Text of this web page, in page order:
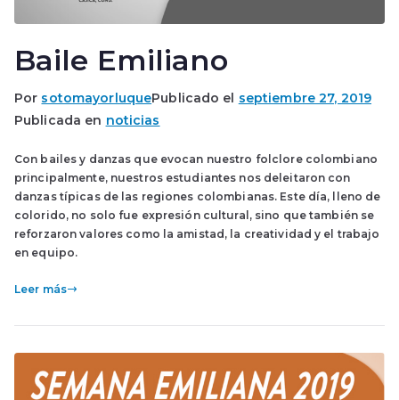
Baile Emiliano
Por sotomayorluquePublicado el septiembre 27, 2019
Publicada en noticias
Con bailes y danzas que evocan nuestro folclore colombiano
principalmente, nuestros estudiantes nos deleitaron con
danzas típicas de las regiones colombianas. Este día, lleno de
colorido, no solo fue expresión cultural, sino que también se
reforzaron valores como la amistad, la creatividad y el trabajo
en equipo.
Leer más